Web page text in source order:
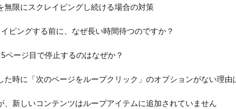
限にスクレイピングし続ける場合の対策
ピングする前に、なぜ長い時間待つのですか？
ページ目で停止するのはなぜか？
た時に「次のページをループクリック」のオプションがない理由
、新しいコンテンツはループアイテムに追加されていません